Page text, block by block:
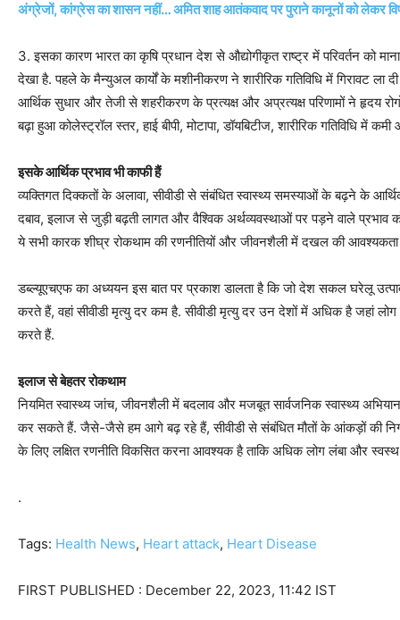
अंग्रेजों, कांग्रेस का शासन नहीं… अमित शाह आतंकवाद पर पुराने कानूनों को लेकर
3. इसका कारण भारत का कृषि प्रधान देश से औद्योगीकृत राष्ट्र में परिवर्तन को
देखा है. पहले के मैन्युअल कार्यों के मशीनीकरण ने शारीरिक गतिविधि में गिरावट
आर्थिक सुधार और तेजी से शहरीकरण के प्रत्यक्ष और अप्रत्यक्ष परिणामों ने हृदय
बढ़ा हुआ कोलेस्ट्रॉल स्तर, हाई बीपी, मोटापा, डॉयबिटीज, शारीरिक गतिविधि में
इसके आर्थिक प्रभाव भी काफी हैं
व्यक्तिगत दिक्कतों के अलावा, सीवीडी से संबंधित स्वास्थ्य समस्याओं के बढ़ने के
दबाव, इलाज से जुड़ी बढ़ती लागत और वैश्विक अर्थव्यवस्थाओं पर पड़ने वाले
ये सभी कारक शीघ्र रोकथाम की रणनीतियों और जीवनशैली में दखल की
डब्ल्यूएचएफ का अध्ययन इस बात पर प्रकाश डालता है कि जो देश सकल घरेलू
करते हैं, वहां सीवीडी मृत्यु दर कम है. सीवीडी मृत्यु दर उन देशों में अधिक है जहां
करते हैं.
इलाज से बेहतर रोकथाम
नियमित स्वास्थ्य जांच, जीवनशैली में बदलाव और मजबूत सार्वजनिक स्वास्थ्य
कर सकते हैं. जैसे-जैसे हम आगे बढ़ रहे हैं, सीवीडी से संबंधित मौतों के आंकड़ों की
के लिए लक्षित रणनीति विकसित करना आवश्यक है ताकि अधिक लोग लंबा और
.
Tags: Health News, Heart attack, Heart Disease
FIRST PUBLISHED : December 22, 2023, 11:42 IST